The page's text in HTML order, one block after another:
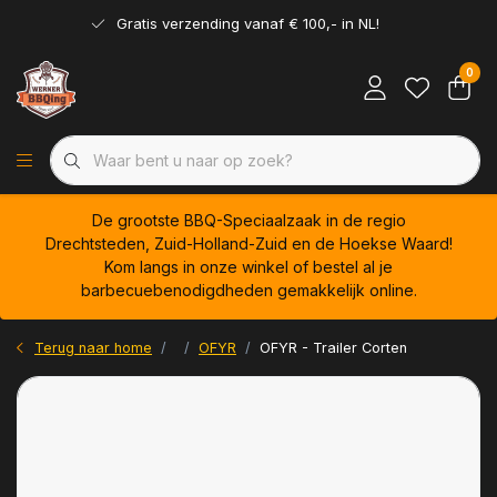
Gratis verzending vanaf € 100,- in NL!
0
De grootste BBQ-Speciaalzaak in de regio
Drechtsteden, Zuid-Holland-Zuid en de Hoekse Waard!
Kom langs in onze winkel of bestel al je
barbecuebenodigdheden gemakkelijk online.
Terug naar home OFYR OFYR - Trailer Corten